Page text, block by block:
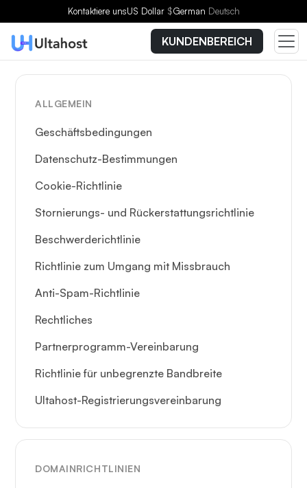
Kontaktiere unsUS Dollar $German Deutsch
KUNDENBEREICH
ALLGEMEIN
Geschäftsbedingungen
Datenschutz-Bestimmungen
Cookie-Richtlinie
Stornierungs- und Rückerstattungsrichtlinie
Beschwerderichtlinie
Richtlinie zum Umgang mit Missbrauch
Anti-Spam-Richtlinie
Rechtliches
Partnerprogramm-Vereinbarung
Richtlinie für unbegrenzte Bandbreite
Ultahost-Registrierungsvereinbarung
DOMAINRICHTLINIEN